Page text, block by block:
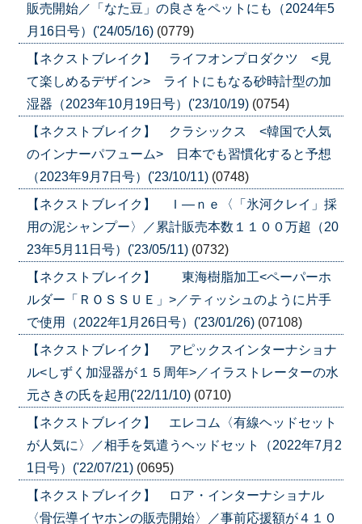
販売開始／「なた豆」の良さをペットにも（2024年5
月16日号）('24/05/16) (0779)
【ネクストブレイク】 ライフオンプロダクツ <見
て楽しめるデザイン> ライトにもなる砂時計型の加
湿器（2023年10月19日号）('23/10/19) (0754)
【ネクストブレイク】 クラシックス <韓国で人気
のインナーパフューム> 日本でも習慣化すると予想
（2023年9月7日号）('23/10/11) (0748)
【ネクストブレイク】 Ｉ―ｎｅ〈「氷河クレイ」採
用の泥シャンプー〉／累計販売本数１１００万超（20
23年5月11日号）('23/05/11) (0732)
【ネクストブレイク】 東海樹脂加工<ペーパーホ
ルダー「ＲＯＳＳＵＥ」>／ティッシュのように片手
で使用（2022年1月26日号）('23/01/26) (07108)
【ネクストブレイク】 アピックスインターナショナ
ル<しずく加湿器が１５周年>／イラストレーターの水
元さきの氏を起用('22/11/10) (0710)
【ネクストブレイク】 エレコム〈有線ヘッドセット
が人気に〉／相手を気遣うヘッドセット（2022年7月2
1日号）('22/07/21) (0695)
【ネクストブレイク】 ロア・インターナショナル
〈骨伝導イヤホンの販売開始〉／事前応援額が４１０